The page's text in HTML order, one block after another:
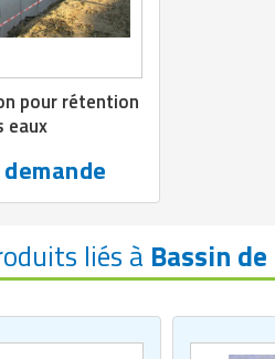
pour rétention
eaux
liés à Bassin